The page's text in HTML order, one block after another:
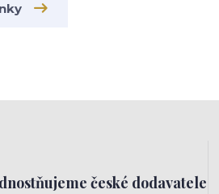
české dodavatele